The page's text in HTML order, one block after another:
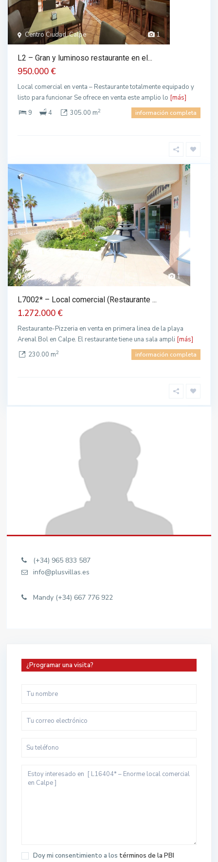
1
Centro Ciudad, Calpe
L2 – Gran y luminoso restaurante en el...
950.000 €
Local comercial en venta – Restaurante totalmente equipado y
listo para funcionar Se ofrece en venta este amplio lo [más]
9
4 305.00 m2 información completa
1
Playa De Arenal, Calpe
L7002* – Local comercial (Restaurante ...
1.272.000 €
Restaurante-Pizzeria en venta en primera linea de la playa
Arenal Bol en Calpe. El restaurante tiene una sala ampli [más]
230.00 m2 información completa
(+34) 965 833 587
info@plusvillas.es
Mandy (+34) 667 776 922
¿Programar una visita?
Doy mi consentimiento a los términos de la PBI